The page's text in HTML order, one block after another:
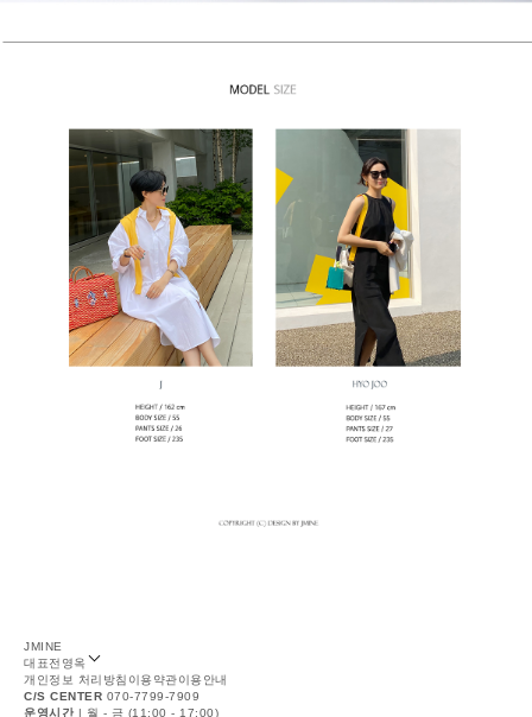
JMINE
대표전영옥
개인정보 처리방침 이용약관이용안내
C/S CENTER 070-7799-7909
운영시간 | 월 - 금 (11:00 - 17:00)